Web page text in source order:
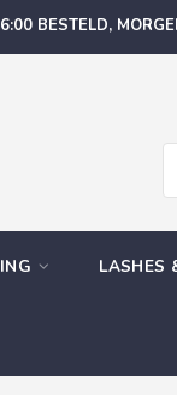
BESTELD,
LASHES